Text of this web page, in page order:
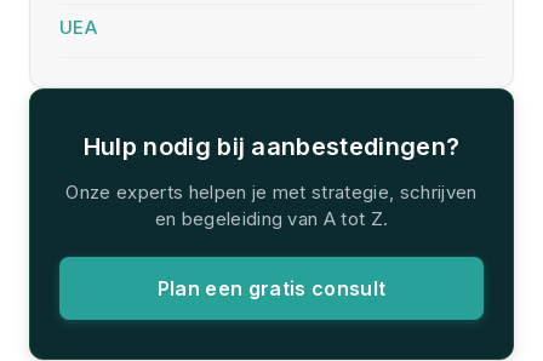
UEA
Hulp nodig bij aanbestedingen?
Onze experts helpen je met strategie, schrijven
en begeleiding van A tot Z.
Plan een gratis consult